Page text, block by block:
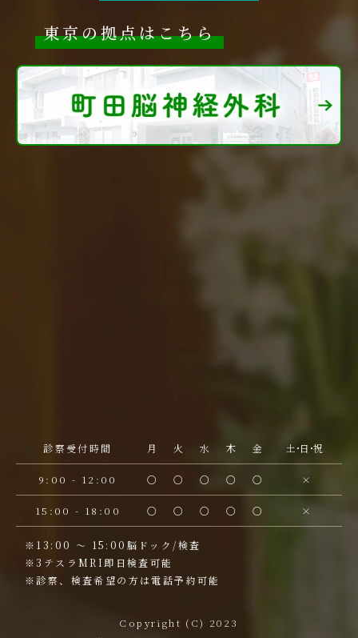
東京の拠点はこちら
診察受付時間 月 火 水 木 金 土・日・祝
9:00 - 12:00 ○ ○ ○ ○ ○ ×
15:00 - 18:00 ○ ○ ○ ○ ○ ×
※13:00 ～ 15:00脳ドック/検査
※3テスラMRI即日検査可能
※診察、検査希望の方は電話予約可能
Copyright (C) 2023